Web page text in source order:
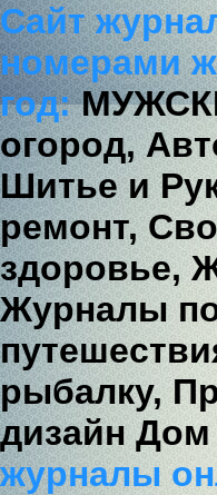
Сайт
номерами
год:
огород,
Шитье и
ремонт,
здоровье,
Журналы
рыбалку,
дизайн Дом
журналы